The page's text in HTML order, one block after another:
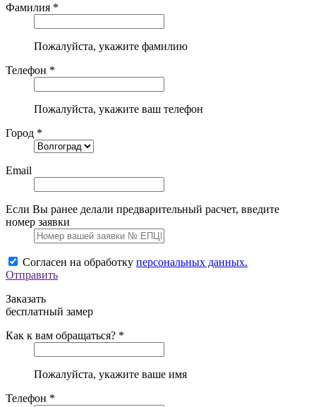
Фамилия *
Пожалуйста, укажите фамилию
Телефон *
Пожалуйста, укажите ваш телефон
Город *
Email
Если Вы ранее делали предварительный расчет, введите
номер заявки
Согласен на обработку персональных данных.
Отправить
Заказать
бесплатный замер
Как к вам обращаться? *
Пожалуйста, укажите ваше имя
Телефон *